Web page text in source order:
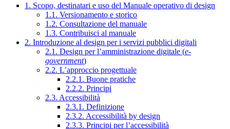
1. Scopo, destinatari e uso del Manuale operativo di design
1.1. Versionamento e storico
1.2. Consultazione del manuale
1.3. Contribuisci al manuale
2. Introduzione al design per i servizi pubblici digitali
2.1. Design per l’amministrazione digitale (e-
government)
2.2. L’approccio progettuale
2.2.1. Buone pratiche
2.2.2. Principi
2.3. Accessibilità
2.3.1. Definizione
2.3.2. Accessibilità by design
2.3.3. Principi per l’accessibilità